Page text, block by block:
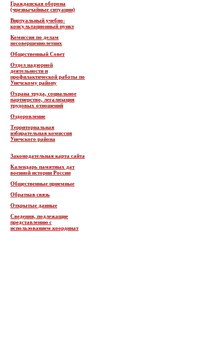
Гражданская оборона
(чрезвычайные ситуации)
Виртуальный учебно-
консультационный пункт
Комиссия по делам
несовершеннолетних
Общественный Совет
Отдел надзорной
деятельности и
профилактической работы по
Унечскому району
Охрана труда, социальное
партнерство, легализация
трудовых отношений
Оздоровление
Территориальная
избирательная комиссия
Унечского района
Законодательная карта сайта
Календарь памятных дат
военной истории России
Общественные приемные
Обратная связь
Открытые данные
Сведения, подлежащие
представлению с
использованием координат